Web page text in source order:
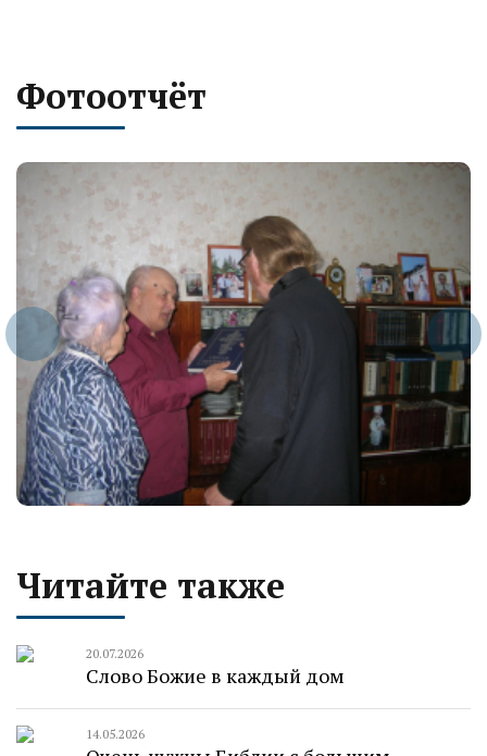
Фотоотчёт
Читайте также
20.07.2026
Слово Божие в каждый дом
14.05.2026